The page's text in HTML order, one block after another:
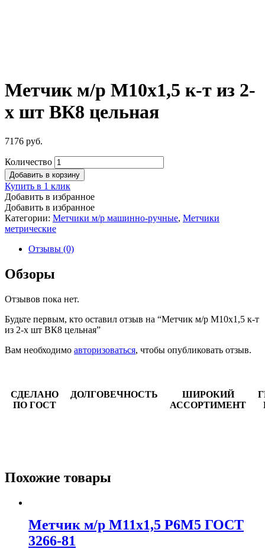
Метчик м/р М10х1,5 к-т из 2-
х шт ВК8 цельная
7176 руб.
Количество
Добавить в корзину
Купить в 1 клик
Добавить в избранное
Добавить в избранное
Категории: Метчики м/р машинно-ручные, Метчики
метрические
Отзывы (0)
Обзоры
Отзывов пока нет.
Будьте первым, кто оставил отзыв на “Метчик м/р М10х1,5 к-т
из 2-х шт ВК8 цельная”
Вам необходимо авторизоваться, чтобы опубликовать отзыв.
СДЕЛАНО
ПО ГОСТ
ДОЛГОВЕЧНОСТЬ
ШИРОКИЙ
АССОРТИМЕНТ
Похожие товары
Метчик м/р М11х1,5 Р6М5 ГОСТ
3266-81